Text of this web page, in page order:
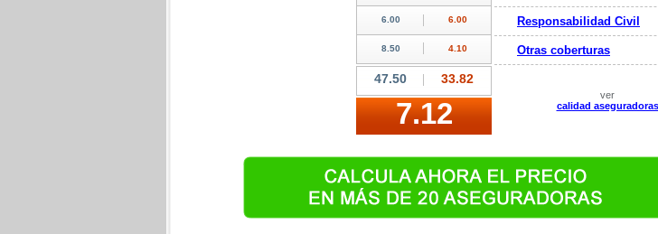
Responsabilidad Civil
Otras coberturas
ver
calidad aseguradoras